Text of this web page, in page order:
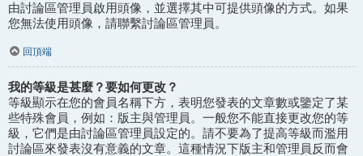
由討論區管理員啟用頭像，並選擇其中可提供頭像的方式。如果
您無法使用頭像，請聯繫討論區管理員。
回頂端
我的等級是甚麼？要如何更改？
等級顯示在您的會員名稱下方，表明您發表的文章數或鑒定了某
些特殊會員，例如：版主與管理員。一般您不能直接更改您的等
級，它們是由討論區管理員設定的。請不要為了提高等級而濫用
討論區來發表沒有意義的文章。這種情況下版主和管理員反而會